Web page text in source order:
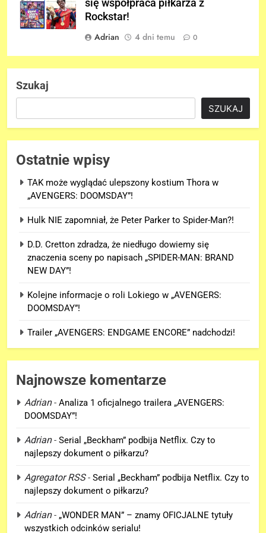
się współpraca piłkarza z
Rockstar!
Adrian
4 dni temu 0
Szukaj
SZUKAJ
Ostatnie wpisy
TAK może wyglądać ulepszony kostium Thora w
„AVENGERS: DOOMSDAY”!
Hulk NIE zapomniał, że Peter Parker to Spider-Man?!
D.D. Cretton zdradza, że niedługo dowiemy się
znaczenia sceny po napisach „SPIDER-MAN: BRAND
NEW DAY”!
Kolejne informacje o roli Lokiego w „AVENGERS:
DOOMSDAY”!
Trailer „AVENGERS: ENDGAME ENCORE” nadchodzi!
Najnowsze komentarze
Adrian- Analiza 1 oficjalnego trailera „AVENGERS:
DOOMSDAY”!
Adrian- Serial „Beckham” podbija Netflix. Czy to
najlepszy dokument o piłkarzu?
Agregator RSS- Serial „Beckham” podbija Netflix. Czy to
najlepszy dokument o piłkarzu?
Adrian- „WONDER MAN” – znamy OFICJALNE tytuły
wszystkich odcinków serialu!
Trailer „AVENGERS: ENDGAME
FILMY
6
Wiemy KTO stoi za niesamowitą